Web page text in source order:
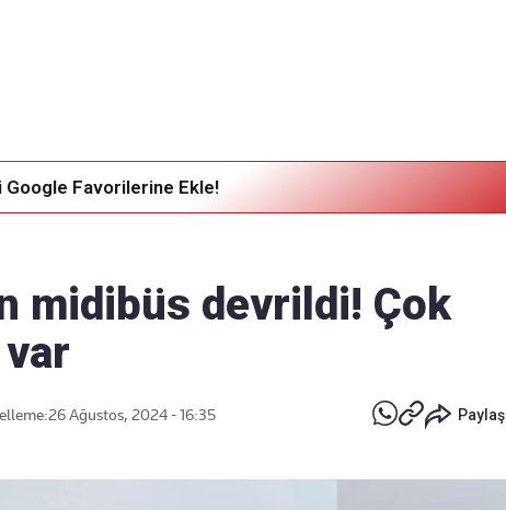
Google Favorilerine Ekle!
midibüs devrildi! Çok
var
26 Ağustos, 2024 - 16:35 Paylaş